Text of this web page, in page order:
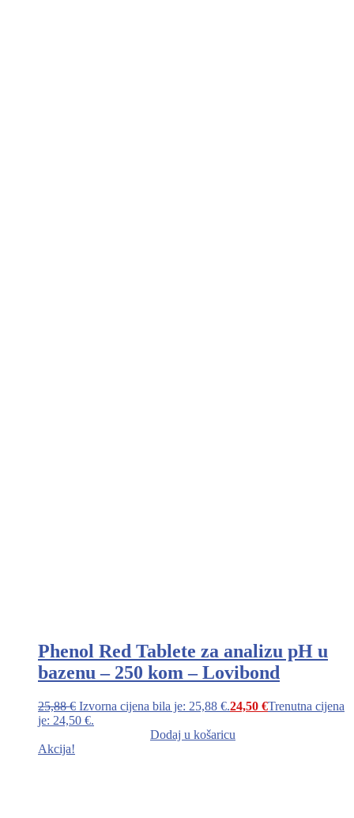
Phenol Red Tablete za analizu pH u
bazenu – 250 kom – Lovibond
25,88€ Izvorna cijena bila je: 25,88 €.24,50 €Trenutna cijena
je: 24,50 €.
Dodaj u košaricu
Akcija!